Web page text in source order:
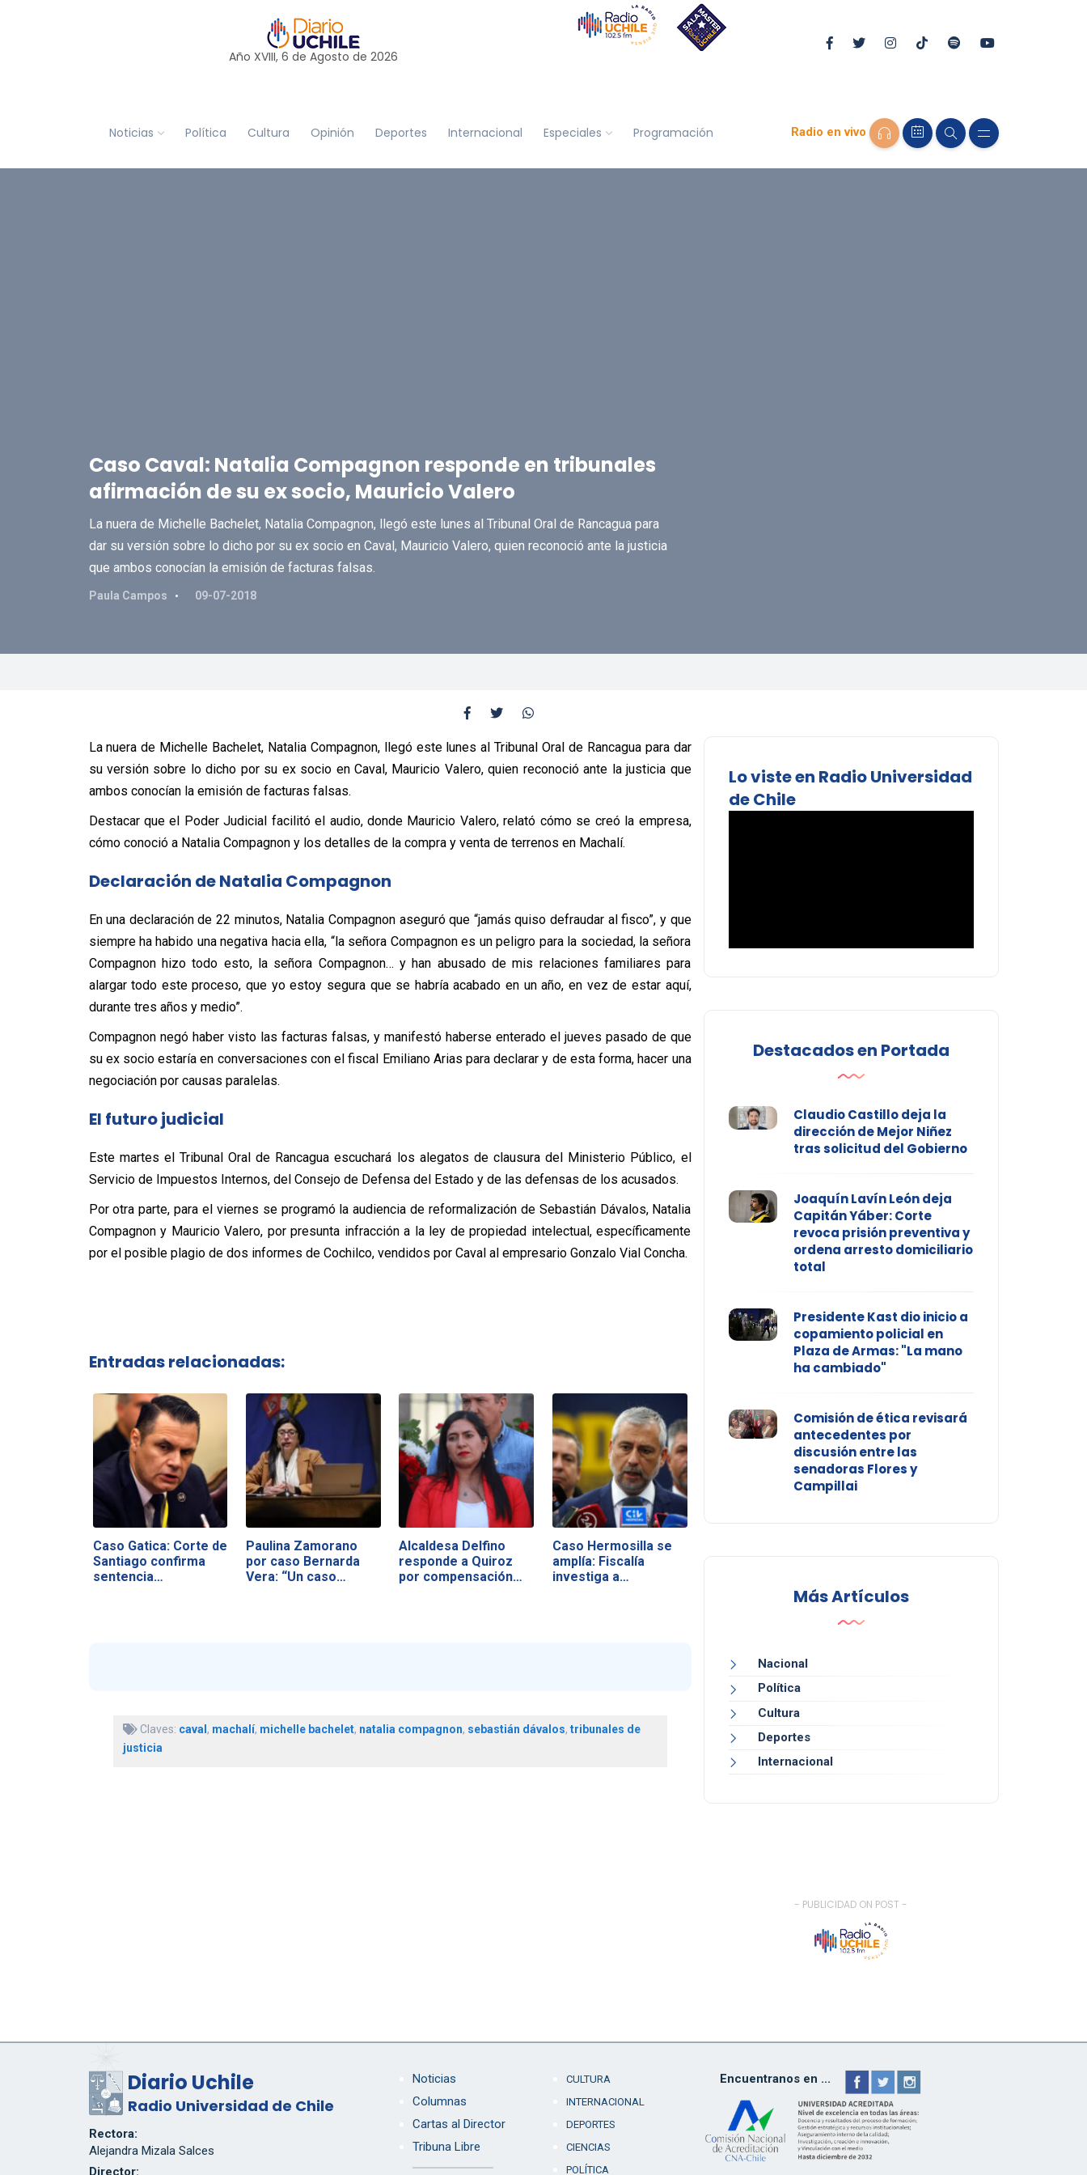
Año XVIII, 6 de Agosto de 2026
Noticias Política Cultura Opinión Deportes Internacional Especiales Programación Radio en vivo
Caso Caval: Natalia Compagnon responde en tribunales
afirmación de su ex socio, Mauricio Valero
La nuera de Michelle Bachelet, Natalia Compagnon, llegó este lunes al Tribunal Oral de Rancagua para
dar su versión sobre lo dicho por su ex socio en Caval, Mauricio Valero, quien reconoció ante la justicia
que ambos conocían la emisión de facturas falsas.
Paula Campos 09-07-2018
La nuera de Michelle Bachelet, Natalia Compagnon, llegó este lunes al Tribunal Oral de Rancagua para dar
su versión sobre lo dicho por su ex socio en Caval, Mauricio Valero, quien reconoció ante la justicia que
ambos conocían la emisión de facturas falsas.
Destacar que el Poder Judicial facilitó el audio, donde Mauricio Valero, relató cómo se creó la empresa,
cómo conoció a Natalia Compagnon y los detalles de la compra y venta de terrenos en Machalí.
Declaración de Natalia Compagnon
En una declaración de 22 minutos, Natalia Compagnon aseguró que “jamás quiso defraudar al fisco”, y que
siempre ha habido una negativa hacia ella, “la señora Compagnon es un peligro para la sociedad, la señora
Compagnon hizo todo esto, la señora Compagnon… y han abusado de mis relaciones familiares para
alargar todo este proceso, que yo estoy segura que se habría acabado en un año, en vez de estar aquí,
durante tres años y medio”.
Compagnon negó haber visto las facturas falsas, y manifestó haberse enterado el jueves pasado de que
su ex socio estaría en conversaciones con el fiscal Emiliano Arias para declarar y de esta forma, hacer una
negociación por causas paralelas.
El futuro judicial
Este martes el Tribunal Oral de Rancagua escuchará los alegatos de clausura del Ministerio Público, el
Servicio de Impuestos Internos, del Consejo de Defensa del Estado y de las defensas de los acusados.
Por otra parte, para el viernes se programó la audiencia de reformalización de Sebastián Dávalos, Natalia
Compagnon y Mauricio Valero, por presunta infracción a la ley de propiedad intelectual, específicamente
por el posible plagio de dos informes de Cochilco, vendidos por Caval al empresario Gonzalo Vial Concha.
Entradas relacionadas:
Caso Gatica: Corte de
Santiago confirma
sentencia…
Paulina Zamorano
por caso Bernarda
Vera: “Un caso…
Alcaldesa Delfino
responde a Quiroz
por compensación…
Caso Hermosilla se
amplía: Fiscalía
investiga a…
Claves: caval , machalí, michelle bachelet, natalia compagnon, sebastián dávalos, tribunales de
justicia
Lo viste en Radio Universidad
de Chile
Destacados en Portada
Claudio Castillo deja la
dirección de Mejor Niñez
tras solicitud del Gobierno
Joaquín Lavín León deja
Capitán Yáber: Corte
revoca prisión preventiva y
ordena arresto domiciliario
total
Presidente Kast dio inicio a
copamiento policial en
Plaza de Armas: "La mano
ha cambiado"
Comisión de ética revisará
antecedentes por
discusión entre las
senadoras Flores y
Campillai
Más Artículos
Nacional
Política
Cultura
Deportes
Internacional
- PUBLICIDAD ON POST -
Diario Uchile
Radio Universidad de Chile
Rectora:
Alejandra Mizala Salces
Director:
Noticias
Columnas
Cartas al Director
Tribuna Libre
CULTURA
INTERNACIONAL
DEPORTES
CIENCIAS
POLÍTICA
Encuentranos en ...